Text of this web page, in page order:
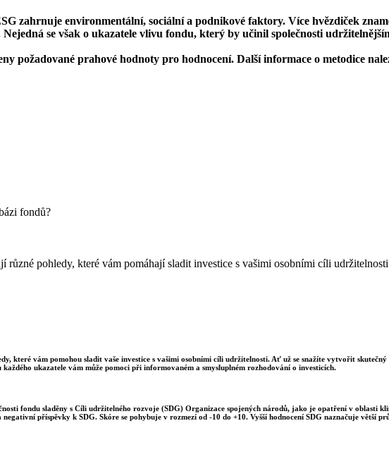
zahrnuje environmentální, sociální a podnikové faktory. Více hvězdiček
se však o ukazatele vlivu fondu, který by učinil společnosti
požadované prahové hodnoty pro hodnocení. Další informace o metodice
fondů?
různé pohledy, které vám pomáhají sladit investice s vašimi osobními cíli
které vám pomohou sladit vaše investice s vašimi osobními cíli udržitelnosti. Ať už se snažíte vytvořit
ukazatele vám může pomoci při informovaném a smysluplném rozhodování o investicích.
fondu sladěny s Cíli udržitelného rozvoje (SDG) Organizace spojených národů, jako je opatření v oblasti
příspěvky k SDG. Skóre se pohybuje v rozmezí od -10 do +10. Vyšší hodnocení SDG naznačuje větší